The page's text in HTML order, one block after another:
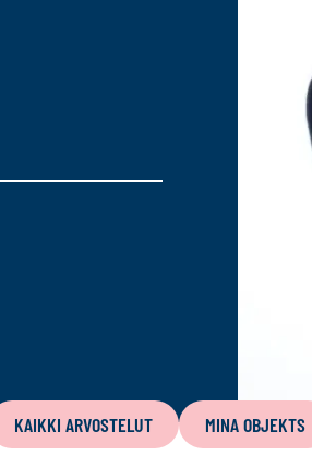
KAIKKI ARVOSTELUT MINA OBJEKTS